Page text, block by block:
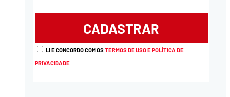
LI E CONCORDO COM OSTERMOS DE USO E POLÍTICA DE
PRIVACIDADE